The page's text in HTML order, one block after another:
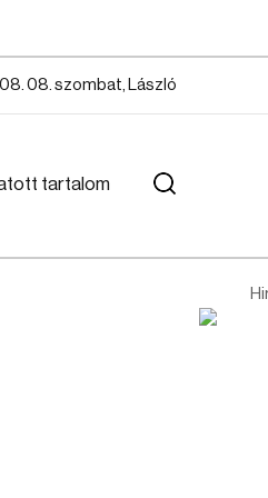
08. szombat, László
tartalom